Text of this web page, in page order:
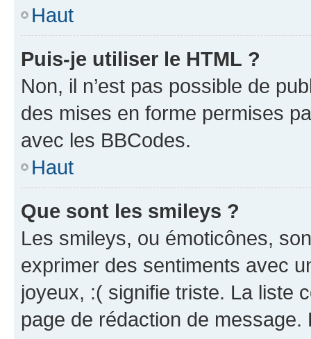
Haut
Puis-je utiliser le HTML ?
Non, il n’est pas possible de
des mises en forme permises
avec les BBCodes.
Haut
Que sont les smileys ?
Les smileys, ou émoticônes,
exprimer des sentiments avec
joyeux, :( signifie triste. La liste
page de rédaction de